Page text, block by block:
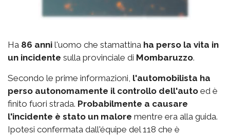
Ha 86 anni l'uomo che stamattina ha perso la vita in
un incidente sulla provinciale di Mombaruzzo.
Secondo le prime informazioni, l'automobilista ha
perso autonomamente il controllo dell'auto ed è
finito fuori strada. Probabilmente a causare
l'incidente è stato un malore mentre era alla guida.
Ipotesi confermata dall'équipe del 118 che è